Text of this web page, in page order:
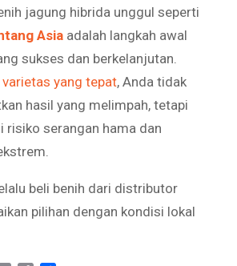
jagung hibrida unggul seperti
Asia adalah langkah awal
sukses dan berkelanjutan.
varietas yang tepat, Anda tidak
hasil yang melimpah, tetapi
risiko serangan hama dan
beli benih dari distributor
pilihan dengan kondisi lokal